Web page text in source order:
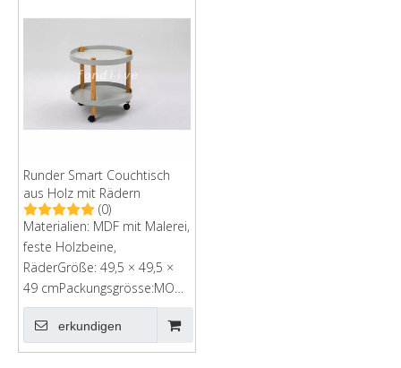
Runder Smart Couchtisch
aus Holz mit Rädern
(0)
Materialien: MDF mit Malerei,
feste Holzbeine,
RäderGröße: 49,5 × 49,5 ×
49 cmPackungsgrösse:MOQ:
300 PCs
erkundigen